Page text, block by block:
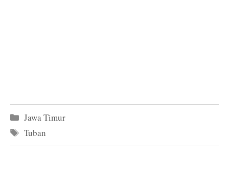
Kategori
Jawa Timur
Tag
Tuban